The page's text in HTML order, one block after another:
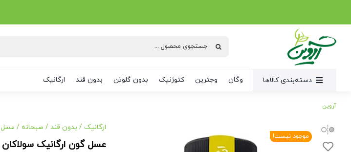
جستجو
دسته‌بندی کالاها وگان وجترین کتوژنیک بدون گلوتن بدون قند ارگانیک
آروین
موجود نیست!
ارگانیک / بدون قند / صبحانه / عسل
عسل گون ارگانیک سولاکان